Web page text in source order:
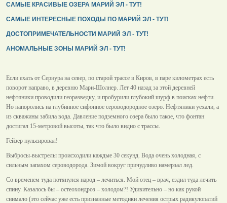
САМЫЕ КРАСИВЫЕ ОЗЕРА МАРИЙ ЭЛ - ТУТ!
САМЫЕ ИНТЕРЕСНЫЕ ПОХОДЫ ПО МАРИЙ ЭЛ - ТУТ!
ДОСТОПРИМЕЧАТЕЛЬНОСТИ МАРИЙ ЭЛ - ТУТ!
АНОМАЛЬНЫЕ ЗОНЫ МАРИЙ ЭЛ - ТУТ!
Если ехать от Сернура на север, по старой трассе в Киров, в паре километрах есть
поворот направо, в деревню Мари-Шолнер. Лет 40 назад за этой деревней
нефтяники проводили георазведку, и пробурили глубокий шурф в поисках нефти.
Но напоролись на глубинное сифонное сероводородное озеро. Нефтяники уехали, а
из скважины забила вода. Давление подземного озера было такое, что фонтан
достигал 15-метровой высоты, так что было видно с трассы.
Гейзер пульсировал!
Выбросы-выстрелы происходили каждые 30 секунд. Вода очень холодная, с
сильным запахом сероводорода. Зимой вокруг причудливо намерзал лед.
Со временем туда потянулся народ – лечиться. Мой отец – врач, ездил туда лечить
спину. Казалось бы – остеохондроз – холодом?! Удивительно – но как рукой
снимало (это сейчас уже есть признанные методики лечения острых радикулопатий